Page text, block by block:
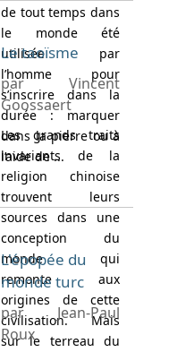
de tout temps dans
le monde été
utilisée par
l’homme pour
s’inscrire dans la
durée : marquer
dans la pierre ou à
l’aide de ...
Le taoïsme
par Vincent
Goossaert
Les grands traits
invariants de la
religion chinoise
trouvent leurs
sources dans une
conception du
monde qui
remonte aux
origines de cette
civilisation. Mais
sur le terreau du
L'épopée du
monde turc
par Jean-Paul
Roux